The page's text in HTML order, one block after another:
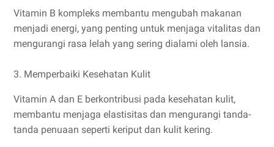
Vitamin B kompleks membantu mengubah makanan
menjadi energi, yang penting untuk menjaga vitalitas dan
mengurangi rasa lelah yang sering dialami oleh lansia.
3. Memperbaiki Kesehatan Kulit
Vitamin A dan E berkontribusi pada kesehatan kulit,
membantu menjaga elastisitas dan mengurangi tanda-
tanda penuaan seperti keriput dan kulit kering.